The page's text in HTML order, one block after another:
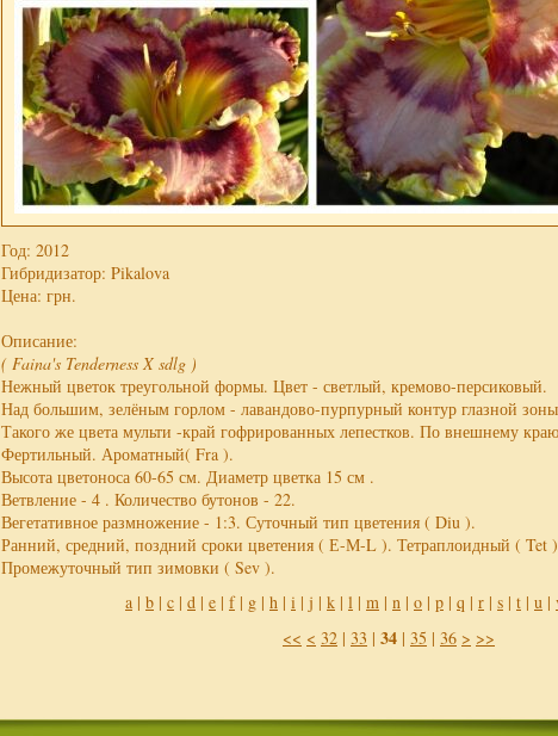
Год: 2012
Гибридизатор: Pikalova
Цена: грн.
Описание:
( Faina's Tenderness X sdlg )
Нежный цветок треугольной формы. Цвет - светлый, кремово-персиковый.
Над большим, зелёным горлом - лавандово-пурпурный контур глазной
Такого же цвета мульти -край гофрированных лепестков. По внешнему
Фертильный. Ароматный( Fra ).
Высота цветоноса 60-65 см. Диаметр цветка 15 см .
Ветвление - 4 . Количество бутонов - 22.
Вегетативное размножение - 1:3. Суточный тип цветения ( Diu ).
Ранний, средний, поздний сроки цветения ( Е-М-L ). Тетраплоидный ( Tet
Промежуточный тип зимовки ( Sev ).
a | b | c | d | e | f| g | h | i | j | k | l | m | n | o | p | q | r | s | t | u |
<< < 32 | 33 | 34 | 35 | 36 > >>